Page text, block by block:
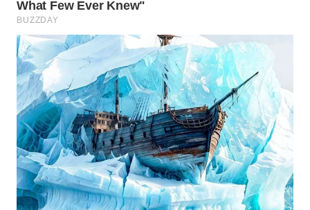
WN
SURABAYA
WN
NATUNA
WN
BINTAN
WN
MANDALIKA